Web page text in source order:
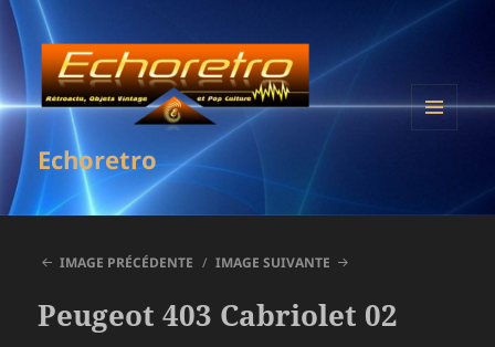
Echoretro
IMAGE PRÉCÉDENTE IMAGE SUIVANTE
Peugeot 403 Cabriolet 02